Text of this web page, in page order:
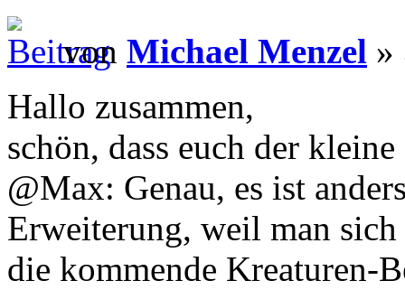
von Michael Menzel »
Hallo zusammen,
schön, dass euch der
@Max: Genau, es ist
Erweiterung, weil man sich
die kommende Kreaturen-